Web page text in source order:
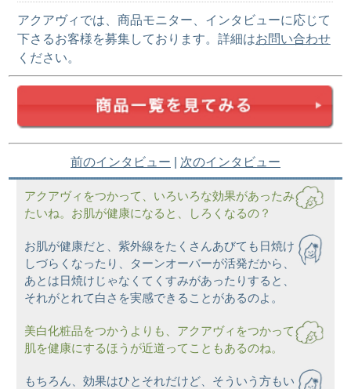
アクアヴィでは、商品モニター、インタビューに応じて
下さるお客様を募集しております。詳細はお問い合わせ
ください。
前のインタビュー 次のインタビュー
アクアヴィをつかって、いろいろな効果があったみ
たいね。お肌が健康になると、しろくなるの？
お肌が健康だと、紫外線をたくさんあびても日焼け
しづらくなったり、ターンオーバーが活発だから、
あとは日焼けじゃなくてくすみがあったりすると、
それがとれて白さを実感できることがあるのよ。
美白化粧品をつかうよりも、アクアヴィをつかって
肌を健康にするほうが近道ってこともあるのね。
もちろん、効果はひとそれだけど、そういう方もい